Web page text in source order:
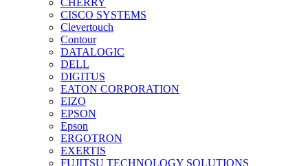
CISCO SYSTEMS
Clevertouch
Contour
DATALOGIC
DELL
DIGITUS
EATON CORPORATION
EIZO
EPSON
Epson
ERGOTRON
EXERTIS
FUJITSU TECHNOLOGY SOLUTIONS